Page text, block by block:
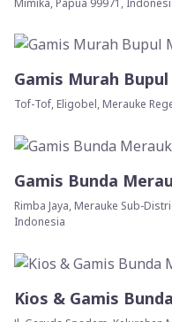
Gamis Murah
Tof-Tof, Eligobel, Merauke
Gamis Bunda
Rimba Jaya, Merauke Sub-
Indonesia
Kios & Gamis